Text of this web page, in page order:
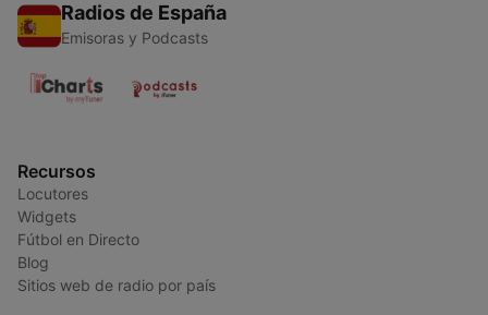
Radios de España
Emisoras y Podcasts
Recursos
Locutores
Widgets
Fútbol en Directo
Blog
Sitios web de radio por país